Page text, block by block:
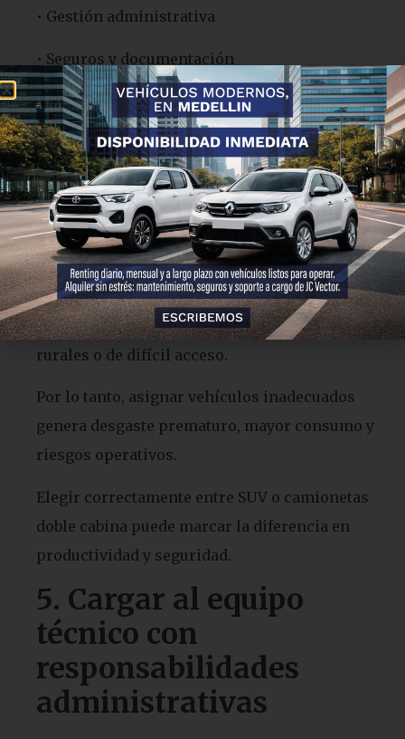
• Gestión administrativa
• Seguros y documentación
• Tiempo improductivo
En conjunto, estos costos pueden superar lo
presupuestado inicialmente.
4.No adaptar el tipo de
vehículo al terreno
No todos los proyectos se desarrollan en ciudad.
De hecho, muchos equipos trabajan en zonas
rurales o de difícil acceso.
Por lo tanto, asignar vehículos inadecuados
genera desgaste prematuro, mayor consumo y
riesgos operativos.
Elegir correctamente entre SUV o camionetas
doble cabina puede marcar la diferencia en
productividad y seguridad.
5. Cargar al equipo
técnico con
responsabilidades
administrativas